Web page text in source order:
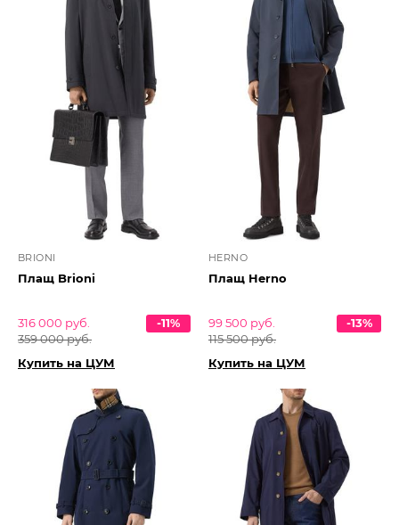
BRIONI
Плащ Brioni
316 000 руб.
359 000 руб.
-11%
Купить на ЦУМ
HERNO
Плащ Herno
99 500 руб.
115 500 руб.
-13%
Купить на ЦУМ